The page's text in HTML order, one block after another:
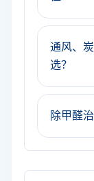
通风、
选？
除甲醛